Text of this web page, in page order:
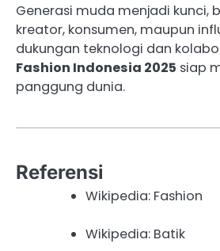
Generasi muda menjadi kunci,
kreator, konsumen, maupun
dukungan teknologi dan
Fashion Indonesia 2025 siap
panggung dunia.
Referensi
Wikipedia: Fashion
Wikipedia: Batik